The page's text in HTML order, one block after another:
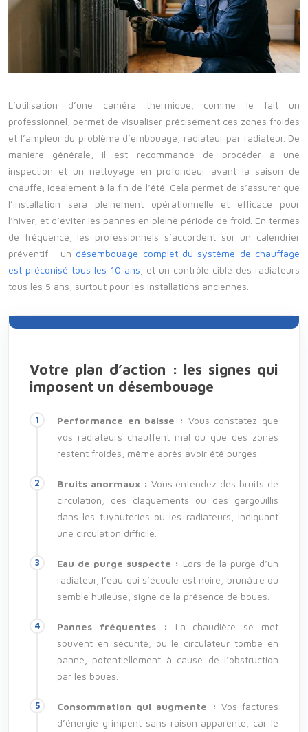
L’utilisation d’une caméra thermique, comme le fait un
professionnel, permet de visualiser précisément ces zones froides
et l’ampleur du problème d’embouage, radiateur par radiateur. De
manière générale, il est recommandé de procéder à une
inspection et un nettoyage en profondeur avant la saison de
chauffe, idéalement à la fin de l’été. Cela permet de s’assurer que
l’installation sera pleinement opérationnelle et efficace pour
l’hiver, et d’éviter les pannes en pleine période de froid. En termes
de fréquence, les professionnels s’accordent sur un calendrier
préventif : un désembouage complet du système de chauffage
est préconisé tous les 10 ans , et un contrôle ciblé des radiateurs
tous les 5 ans, surtout pour les installations anciennes.
Votre plan d’action : les signes qui
imposent un désembouage
Performance en baisse : Vous constatez que
vos radiateurs chauffent mal ou que des zones
restent froides, même après avoir été purgés.
Bruits anormaux : Vous entendez des bruits de
circulation, des claquements ou des gargouillis
dans les tuyauteries ou les radiateurs, indiquant
une circulation difficile.
Eau de purge suspecte : Lors de la purge d’un
radiateur, l’eau qui s’écoule est noire, brunâtre ou
semble huileuse, signe de la présence de boues.
Pannes fréquentes : La chaudière se met
souvent en sécurité, ou le circulateur tombe en
panne, potentiellement à cause de l’obstruction
par les boues.
Consommation qui augmente : Vos factures
d’énergie grimpent sans raison apparente, car le